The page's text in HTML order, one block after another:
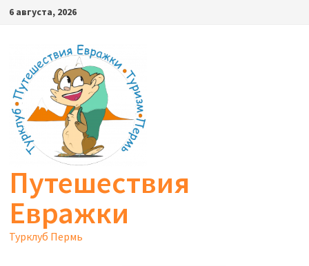
Перейти
содержимому
6 августа, 2026
Путешествия
Евражки
Турклуб Пермь